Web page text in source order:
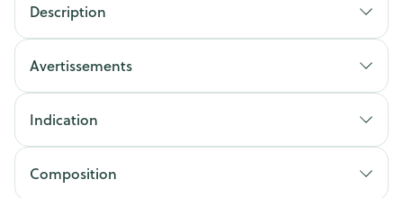
Description
Avertissements
Indication
Composition